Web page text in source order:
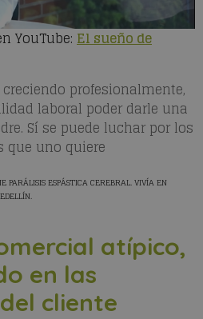
YouTube: El sueño de
profesionalmente,
laboral poder darle una
Sí se puede luchar por los
que uno quiere
PARÁLISIS ESPÁSTICA CEREBRAL. VIVÍA EN
atípico,
en las
cliente